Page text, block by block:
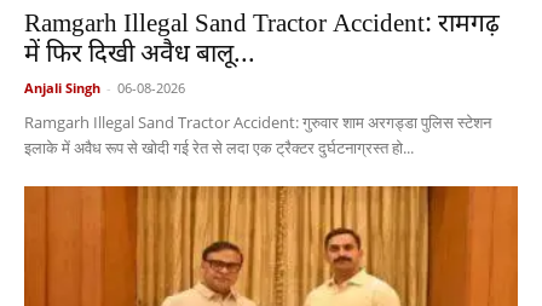
Ramgarh Illegal Sand Tractor Accident: रामगढ़
में फिर दिखी अवैध बालू...
Anjali Singh - 06-08-2026
Ramgarh Illegal Sand Tractor Accident: गुरुवार शाम अरगड्डा पुलिस स्टेशन
इलाके में अवैध रूप से खोदी गई रेत से लदा एक ट्रैक्टर दुर्घटनाग्रस्त हो...